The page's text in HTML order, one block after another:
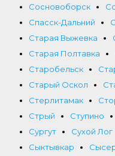
Сосновоборск
Спасск-Дальний
Старая Выжевка
Старая Полтавка
Старобельск
Старый Оскол
Стерлитамак
Стрый
Ступино
Сургут
Сухой Лог
Сыктывкар